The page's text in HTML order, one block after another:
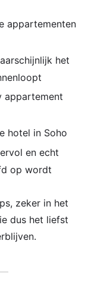
appartementen
het
appartement
hotel in Soho
en echt
op wordt
zeker in het
dus het liefst